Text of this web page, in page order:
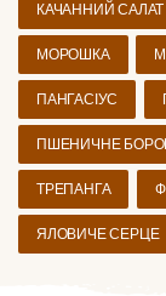
КАЧАННИЙ САЛАТ
МОРОШКА
ПАНГАСІУС
ПШЕНИЧНЕ
ТРЕПАНГА
ЯЛОВИЧЕ СЕРЦЕ